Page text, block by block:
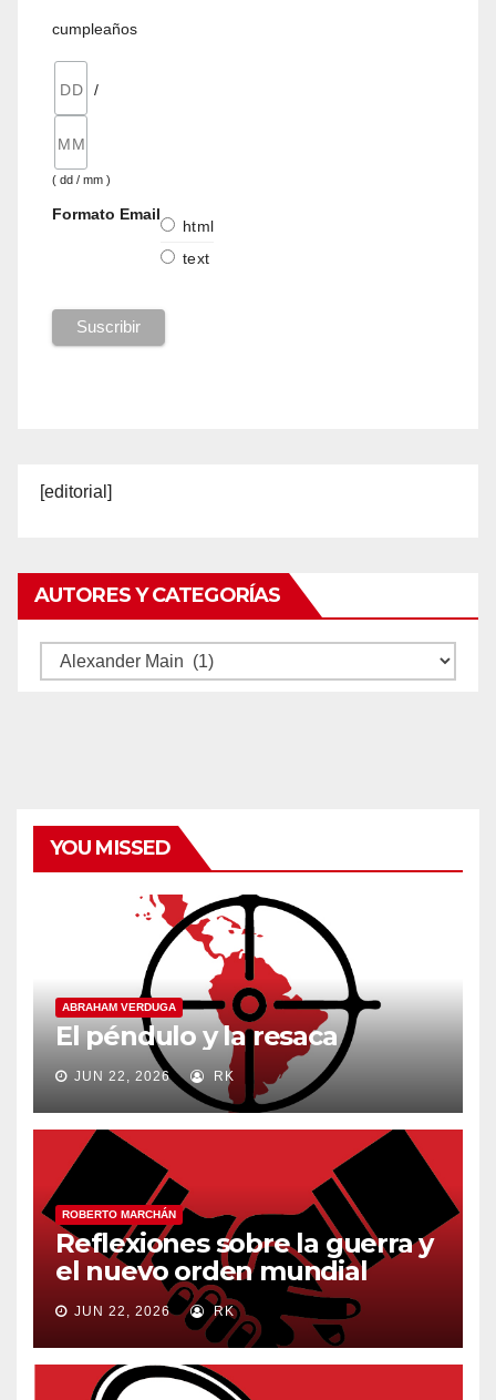
cumpleaños
/
( dd / mm )
Formato Email
html
text
[editorial]
AUTORES Y CATEGORÍAS
Autores
YOU MISSED
ABRAHAM VERDUGA
El péndulo y la resaca
JUN 22, 2026 RK
ROBERTO MARCHÁN
Reflexiones sobre la guerra y
el nuevo orden mundial
JUN 22, 2026 RK